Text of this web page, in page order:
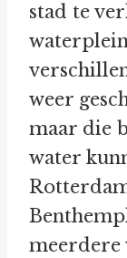
stad te
weer
maar die
water
meerdere